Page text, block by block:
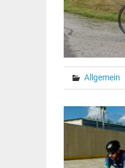
Allgemein